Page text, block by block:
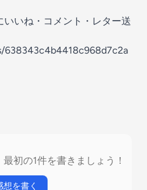
いね・コメント・レター送
638343c4b4418c968d7c2a
初の1件を書きましょう！
想を書く